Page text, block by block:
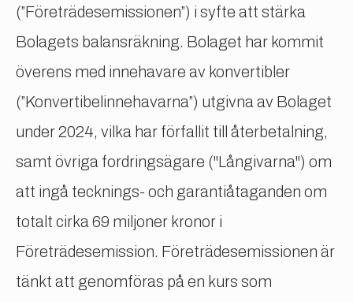
(”Företrädesemissionen”) i syfte att stärka
Bolagets balansräkning. Bolaget har kommit
överens med innehavare av konvertibler
(”Konvertibelinnehavarna”) utgivna av Bolaget
under 2024, vilka har förfallit till återbetalning,
samt övriga fordringsägare ("Långivarna") om
att ingå tecknings- och garantiåtaganden om
totalt cirka 69 miljoner kronor i
Företrädesemission. Företrädesemissionen är
tänkt att genomföras på en kurs som